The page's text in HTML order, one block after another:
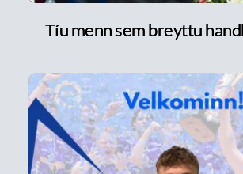
Tíu menn sem breyttu